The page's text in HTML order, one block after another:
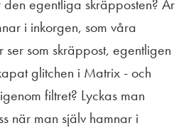
den egentliga skräpposten? Är
i inkorgen, som våra
som skräppost, egentligen
glitchen i Matrix - och
filtret? Lyckas man
när man själv hamnar i